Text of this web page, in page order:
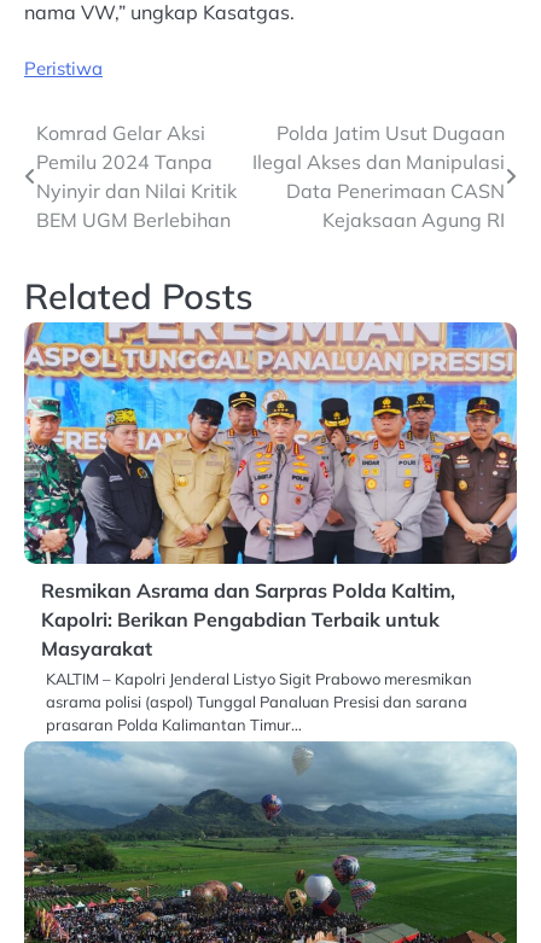
nama VW,” ungkap Kasatgas.
Peristiwa
Post
navigation
Komrad Gelar Aksi
Pemilu 2024 Tanpa
Nyinyir dan Nilai Kritik
BEM UGM Berlebihan
Polda Jatim Usut Dugaan
Ilegal Akses dan Manipulasi
Data Penerimaan CASN
Kejaksaan Agung RI
Related Posts
Resmikan Asrama dan Sarpras Polda Kaltim,
Kapolri: Berikan Pengabdian Terbaik untuk
Masyarakat
KALTIM – Kapolri Jenderal Listyo Sigit Prabowo meresmikan
asrama polisi (aspol) Tunggal Panaluan Presisi dan sarana
prasaran Polda Kalimantan Timur…